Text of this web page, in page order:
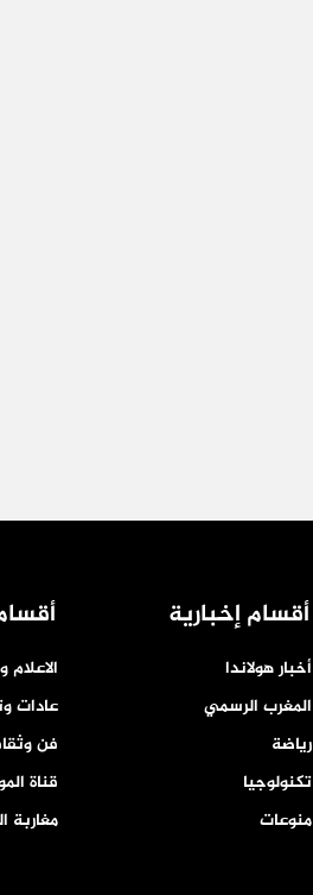
أقسام إخبارية
أخبار هولاندا
المغرب الرسمي
رياضة
تكنولوجيا
منوعات
الاعلام
عادات
فن
قناة
مغاربة